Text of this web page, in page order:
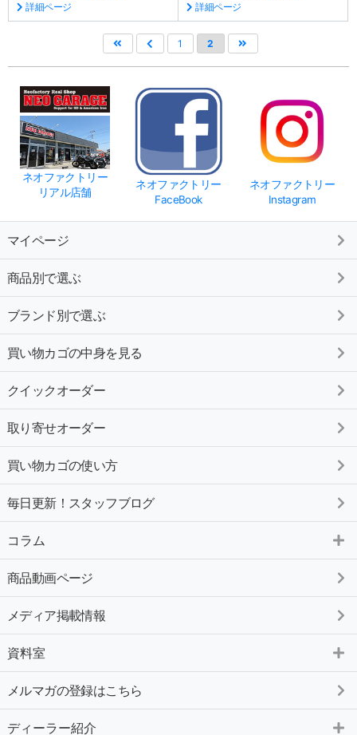
詳細ページ
詳細ページ
1 2
ネオファクトリー
リアル店舗
ネオファクトリー
FaceBook
ネオファクトリー
Instagram
マイページ
商品別で選ぶ
ブランド別で選ぶ
買い物カゴの中身を見る
クイックオーダー
取り寄せオーダー
買い物カゴの使い方
毎日更新！スタッフブログ
コラム
商品動画ページ
メディア掲載情報
資料室
メルマガの登録はこちら
ディーラー紹介